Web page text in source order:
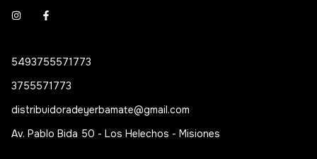
5493755571773
3755571773
distribuidoradeyerbamate@gmail.com
Av. Pablo Bida 50 - Los Helechos - Misiones